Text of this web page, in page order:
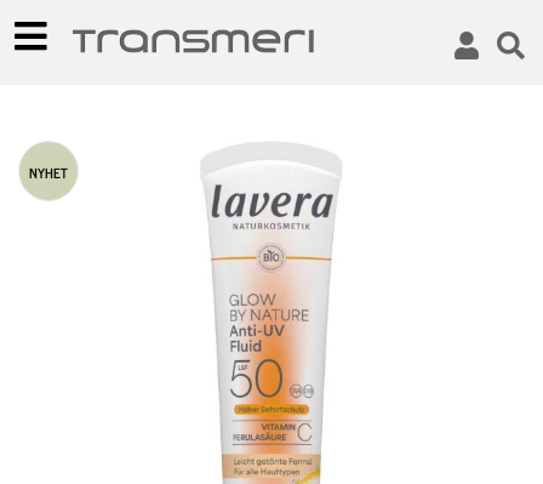
NYHET